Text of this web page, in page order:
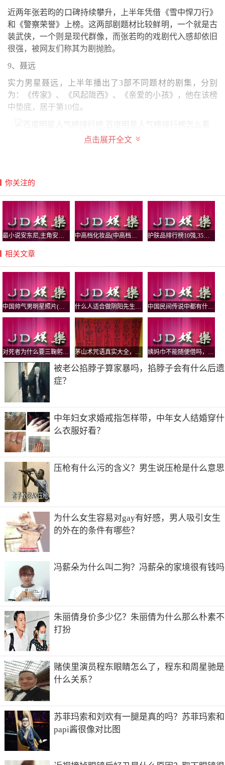
近两年张若昀的口碑持续攀升，上半年凭借《雪中悍刀行》
和《警察荣誉》上榜。这两部剧题材比较鲜明，一个就是古
装武侠，一个则是现代群像，而张若昀的戏剧代入感却依旧
很强，被网友们称其为剧抛脸。
9、聂远
实力男星聂远，上半年播出了3部不同题材的剧集，分别
为：《传家》、《风起陇西》、《亲爱的小孩》，他在该榜
中垫底，居于第10位。
Swift，三、Ariana Grande，四、Beyonce，五、Kim
Kardashian。
1、Selena Gomez 粉丝量：1.03亿
赛琳娜戈麦斯，1992年7月22日在美国德克萨斯州出生，美
国女演员、歌手。赛琳娜戈麦斯，居然是第一个粉丝量破亿
很诧异，毕竟她在不少中国网友的心里总是陪在比伯身边的
一张娃娃脸。
2、Taylor Swift 粉丝量：9390万
泰勒斯威夫特，1989年12月13日出生于美国宾夕法尼亚州，
美国流行音乐、乡村音乐创作型女歌手、音乐制作人、演
员、慈善家。泰勒斯威夫特的ins截止到去年的9月份粉丝量
已经达到了9390万人是全球ins粉丝排行榜的第二名，十岁时
的泰勒就开始了写歌。
3、Ariana Grande 粉丝量：9020万
爱莉安娜格兰德，1993年6月26日出生于美国佛罗里达州伯
克莱屯市，美国新生代女歌手、演员。她因2008年出演百老
汇音乐剧《Thirteen》中的夏洛特而成名。她在中国的人气
并不是特别高，但是却深得美国网友的喜爱。
4、Beyonce 粉丝量：8920万
顿，美国女歌手。在不少欧美网友的心中，碧昂斯绝对是永
垂不朽的经典人物，所以她有这么多的粉丝对于网友来说也
觉得实属正常。
5、Kim Kardashian 粉丝量：8780万
金卡戴珊，1980年10月21日出生于美国加利福利亚州洛杉
矶，美国娱乐界名媛，服装设计师，演员，企业家。是O.J.
辛普森案中已故律师罗伯特卡戴珊的女儿。金卡戴珊（Kim
Kardashian）也是一个妥妥的ins狂魔，日常就是炫壕钻、炫
翘臀啥的。
男星人气排行2022
2022男星人气排行如下：
1、肖战
中国内地男演员、歌手。上大学时是声乐部部长、男声声部
部长，在还没踏入娱乐圈时就已经是学校的风云人物了，拥
有修长的身材、迷人的笑容，闲谈间诱发出一种邻家学长的
和谐气质。
2、杨洋
中国内地影视男演员。从小学习舞蹈，那时梦想做一名优秀
的舞蹈演员。2007年因在李少红版《红楼梦》中饰演成年贾
宝玉而踏入影视圈。杨洋拥有着俊俏的脸庞，精致的五官。
3、朱一龙
点击展开全文
你关注的
护肤品排行榜10强,35岁护肤品排行榜10强
相关文章
中国民间传说中都有什么鬼，怨气最大的鬼有哪些？
茅山术咒语真实大全，茅山五鬼运财术揭秘
被老公掐脖子算家暴吗，掐脖子会有什么后遗
症？
中年妇女求婚戒指怎样带，中年女人结婚穿什
么衣服好看？
压枪有什么污的含义？男生说压枪是什么意思
为什么女生容易对gay有好感，男人吸引女生
的外在的条件有哪些？
冯薪朵为什么叫二狗？冯薪朵的家境很有钱吗
朱丽倩身价多少亿？朱丽倩为什么那么朴素不
打扮
赌侠里演员程东眼睛怎么了，程东和周星驰是
什么关系？
苏菲玛索和刘欢有一腿是真的吗？苏菲玛索和
papi酱很像对比图